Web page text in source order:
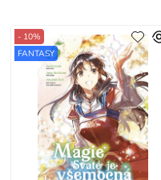
- 10%
FANTASY